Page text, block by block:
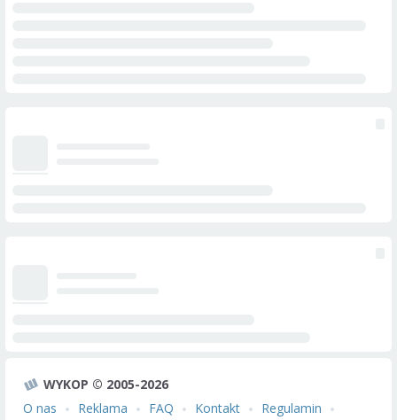
WYKOP © 2005-2026
O nas
Reklama FAQ Kontakt
Regulamin